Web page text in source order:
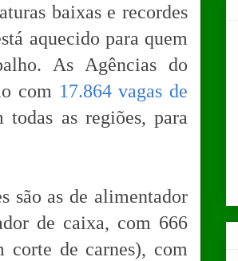
baixas e recordes
aquecido para quem
As Agências do
com 17.864 vagas de
todas as regiões, para
são as de alimentador
de caixa, com 666
corte de carnes), com